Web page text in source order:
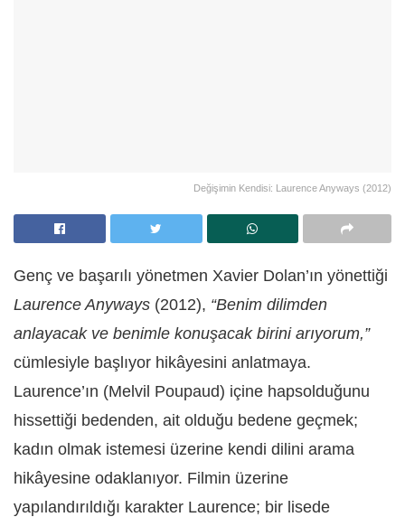
Değişimin Kendisi: Laurence Anyways (2012)
Genç ve başarılı yönetmen Xavier Dolan’ın yönettiği
Laurence Anyways (2012), “Benim dilimden
anlayacak ve benimle konuşacak birini arıyorum,”
cümlesiyle başlıyor hikâyesini anlatmaya.
Laurence’ın (Melvil Poupaud) içine hapsolduğunu
hissettiği bedenden, ait olduğu bedene geçmek;
kadın olmak istemesi üzerine kendi dilini arama
hikâyesine odaklanıyor. Filmin üzerine
yapılandırıldığı karakter Laurence; bir lisede